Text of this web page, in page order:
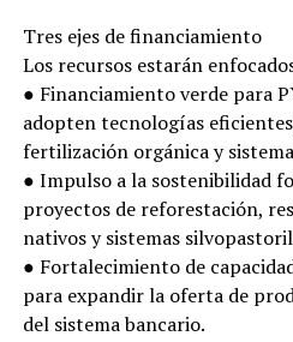
Tres ejes de financiamiento
Los recursos estarán
● Financiamiento verde para
adopten tecnologías
fertilización orgánica y
● Impulso a la sostenibilidad
proyectos de reforestación,
nativos y sistemas
● Fortalecimiento de
para expandir la oferta de
del sistema bancario.